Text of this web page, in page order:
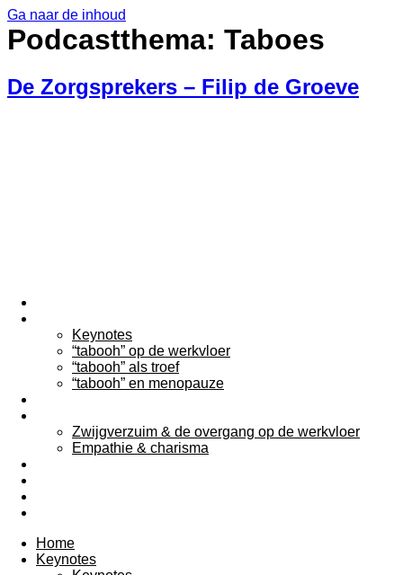
Ga naar de inhoud
Keynotes
“tabooh” op de werkvloer
“tabooh” als troef
“tabooh” en menopauze
Zwijgverzuim & de overgang op de werkvloer
Empathie & charisma
Home
Keynotes
Podcastthema: Taboes
De Zorgsprekers – Filip de Groeve